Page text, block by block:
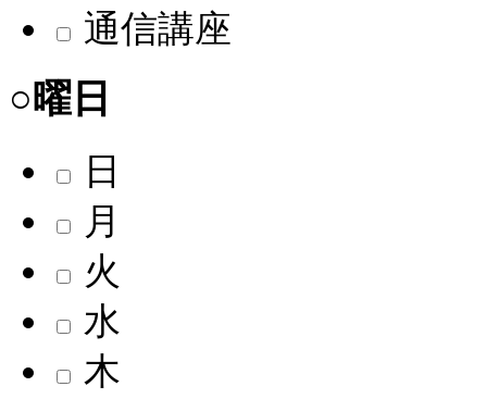
通信講座
○曜日
日
月
火
水
木